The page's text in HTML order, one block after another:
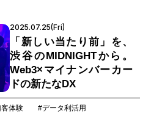
2025.07.25(Fri)
「新しい当たり前」を、
渋谷のMIDNIGHTから。
Web3×マイナンバーカー
ドの新たなDX
体験
#データ利活用